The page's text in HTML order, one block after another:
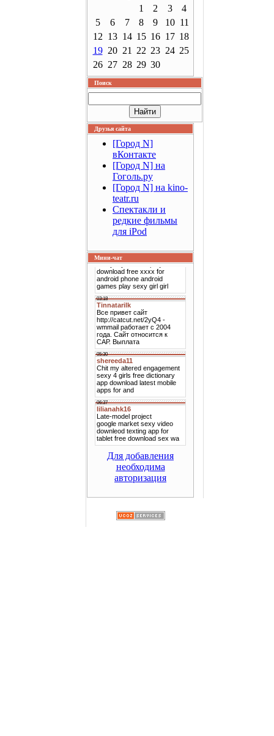
1
2 3
4
5
6 7 8 9 10 11
12 13 14 15 16 17 18
19 20 21 22 23 24 25
26 27 28 29 30
Поиск
Друзья сайта
[Город N]
вКонтакте
[Город N] на
Гоголь.ру
[Город N] на kino-
teatr.ru
Спектакли и
редкие фильмы
для iPod
Мини-чат
Для добавления
необходима
авторизация